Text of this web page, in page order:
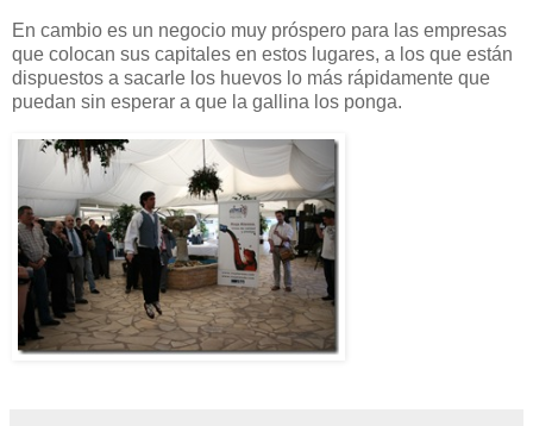
En cambio es un negocio muy próspero para las empresas
que colocan sus capitales en estos lugares, a los que están
dispuestos a sacarle los huevos lo más rápidamente que
puedan sin esperar a que la gallina los ponga.